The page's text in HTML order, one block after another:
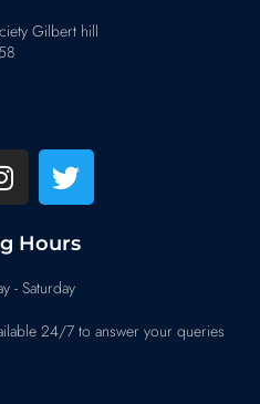
Gilbert hill
Hours
- Saturday
24/7 to answer your queries